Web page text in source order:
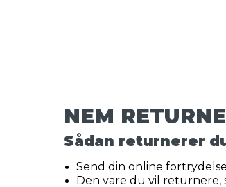
NEM
Sådan returnerer
Send din online fortrydelse
Den vare du vil returnere,